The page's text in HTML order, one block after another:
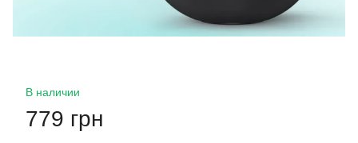
В наличии
779 грн